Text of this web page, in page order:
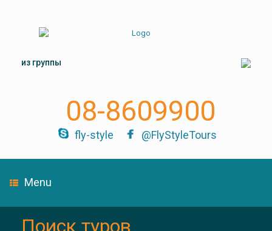
из группы
08-8609900
fly-style @FlyStyleTours
Menu
Поиск туров